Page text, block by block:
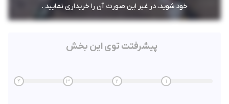
خود شوید، در غیر این صورت آن را خریداری نمایید .
پیشرفتت توی این بخش
1
2
3
4